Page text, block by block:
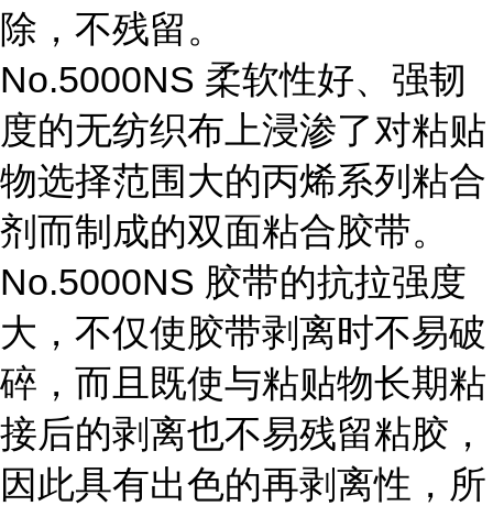
除，不残留。
No.5000NS 柔软性好、强韧
度的无纺织布上浸渗了对粘贴
物选择范围大的丙烯系列粘合
剂而制成的双面粘合胶带。
No.5000NS 胶带的抗拉强度
大，不仅使胶带剥离时不易破
碎，而且既使与粘贴物长期粘
接后的剥离也不易残留粘胶，
因此具有出色的再剥离性，所